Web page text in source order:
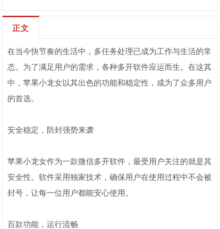
正文
在当今快节奏的生活中，多任务处理已成为工作与生活的常
态。为了满足用户的需求，各种多开软件应运而生。在这其
中，苹果小龙女以其出色的功能和稳定性，成为了众多用户
的首选。
安全稳定，防封强势来袭
苹果小龙女作为一款微信多开软件，最受用户关注的就是其
安全性。软件采用独家技术，确保用户在使用过程中不会被
封号，让每一位用户都能安心使用。
百款功能，运行流畅